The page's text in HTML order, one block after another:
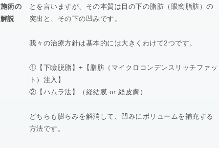
施術の
解説
とを言いますが、その本質は目の下の脂肪（眼窩脂肪）の
突出と、その下の凹みです。
我々の治療方針は基本的には大きくわけて2つです。
①【下瞼脱脂】+【脂肪（マイクロコンデンスリッチファッ
ト）注入】
②【ハムラ法】（経結膜 or 経皮膚）
どちらも膨らみを解消して、凹みにボリュームを補充する
方法です。